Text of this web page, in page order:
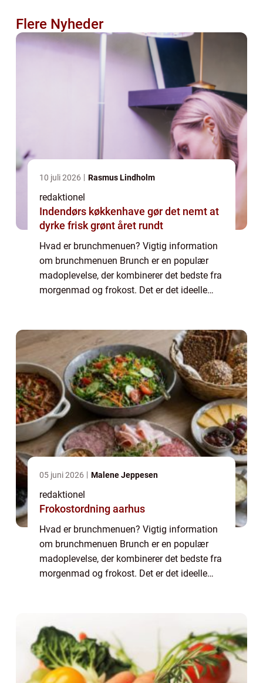
Flere Nyheder
10 juli 2026 Rasmus Lindholm
redaktionel
Indendørs køkkenhave gør det nemt at
dyrke frisk grønt året rundt
Hvad er brunchmenuen? Vigtig information
om brunchmenuen Brunch er en populær
madoplevelse, der kombinerer det bedste fra
morgenmad og frokost. Det er det ideelle
og godt se...
05 juni 2026 Malene Jeppesen
redaktionel
Frokostordning aarhus
Hvad er brunchmenuen? Vigtig information
om brunchmenuen Brunch er en populær
madoplevelse, der kombinerer det bedste fra
morgenmad og frokost. Det er det ideelle